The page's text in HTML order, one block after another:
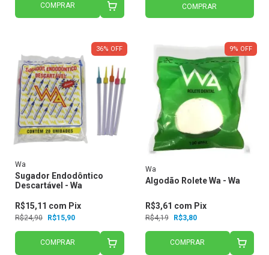
COMPRAR COMPRAR
36% OFF
Wa
Sugador Endodôntico
Descartável - Wa
R$24,90 R$15,90
R$15,11 com Pix
COMPRAR
9% OFF
Wa
Algodão Rolete Wa - Wa
R$4,19 R$3,80
R$3,61 com Pix
COMPRAR